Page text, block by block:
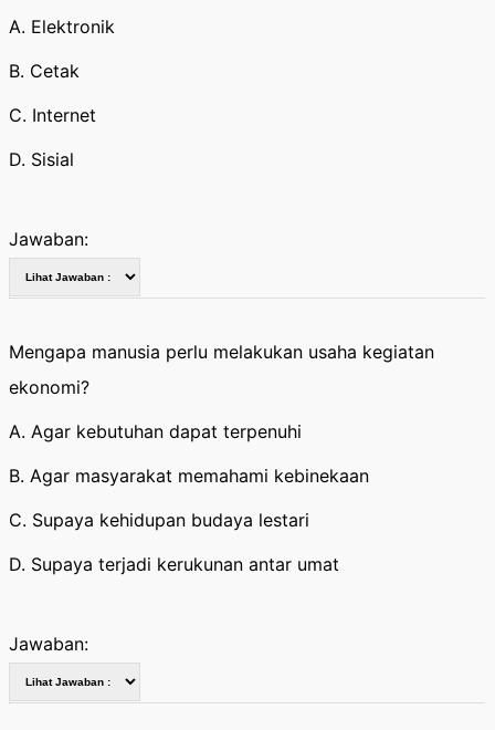
A. Elektronik
B. Cetak
C. Internet
D. Sisial
Jawaban:
Mengapa manusia perlu melakukan usaha kegiatan
ekonomi?
A. Agar kebutuhan dapat terpenuhi
B. Agar masyarakat memahami kebinekaan
C. Supaya kehidupan budaya lestari
D. Supaya terjadi kerukunan antar umat
Jawaban: